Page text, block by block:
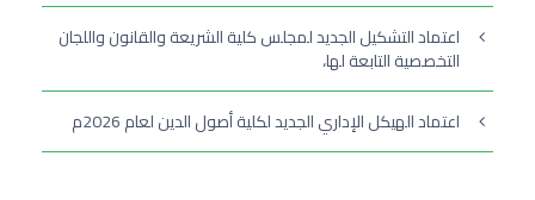
اعتماد التشكيل الجديد لمجلس كلية الشريعة والقانون واللجان
التخصصية التابعة لها،
اعتماد الهيكل الإداري الجديد لكلية أصول الدين لعام 2026م